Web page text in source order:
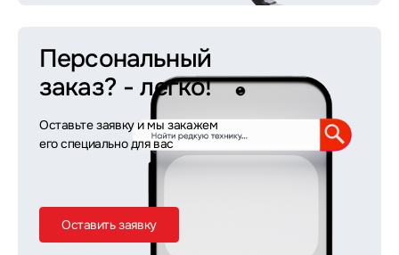
Персональный
заказ? - легко!
Оставьте заявку и мы закажем
его специально для вас
Оставить заявку